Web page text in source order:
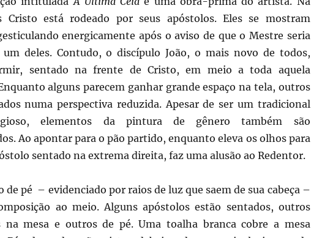
Cristo está rodeado por seus apóstolos. Eles se mostram
energicamente após o aviso de que o Mestre seria
deles. Contudo, o discípulo João, o mais novo de todos,
sentado na frente de Cristo, em meio a toda aquela
alguns parecem ganhar grande espaço na tela, outros
numa perspectiva reduzida. Apesar de ser um tradicional
elementos da pintura de gênero também são
Ao apontar para o pão partido, enquanto eleva os olhos para
sentado na extrema direita, faz uma alusão ao Redentor.
de pé – evidenciado por raios de luz que saem de sua cabeça –
ao meio. Alguns apóstolos estão sentados, outros
na mesa e outros de pé. Uma toalha branca cobre a mesa